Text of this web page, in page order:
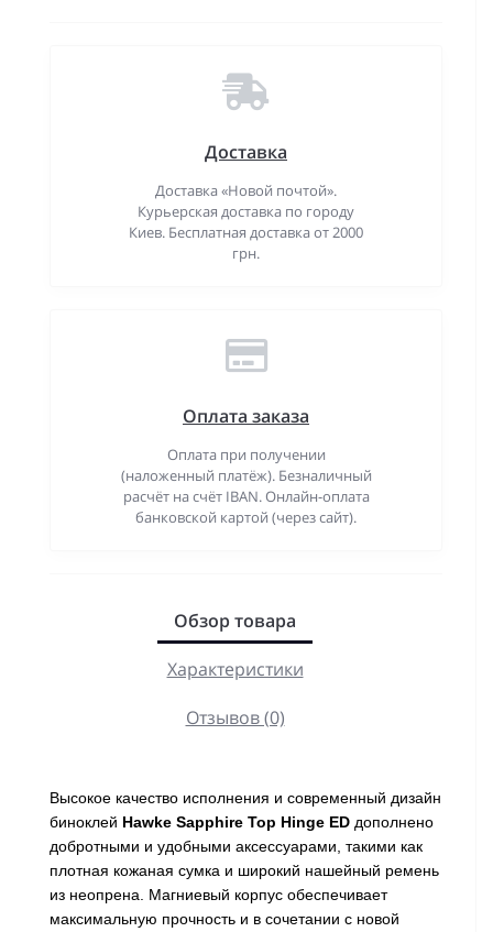
Доставка
Доставка «Новой почтой».
Курьерская доставка по городу
Киев. Бесплатная доставка от 2000
грн.
Оплата заказа
Оплата при получении
(наложенный платёж). Безналичный
расчёт на счёт IBAN. Онлайн-оплата
банковской картой (через сайт).
Обзор товара
Характеристики
Отзывов (0)
Высокое качество исполнения и современный дизайн
биноклей Hawke Sapphire Top Hinge ED дополнено
добротными и удобными аксессуарами, такими как
плотная кожаная сумка и широкий нашейный ремень
из неопрена. Магниевый корпус обеспечивает
максимальную прочность и в сочетании с новой